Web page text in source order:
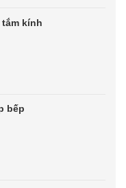
kính
bếp